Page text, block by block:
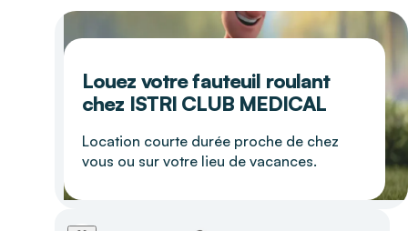
Louez votre fauteuil roulant
chez ISTRI CLUB MEDICAL
Location courte durée proche de chez
vous ou sur votre lieu de vacances.